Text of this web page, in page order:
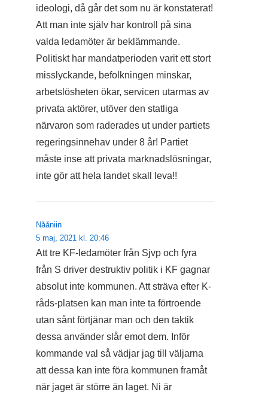
ideologi, då går det som nu är konstaterat!
Att man inte själv har kontroll på sina
valda ledamöter är beklämmande.
Politiskt har mandatperioden varit ett stort
misslyckande, befolkningen minskar,
arbetslösheten ökar, servicen utarmas av
privata aktörer, utöver den statliga
närvaron som raderades ut under partiets
regeringsinnehav under 8 år! Partiet
måste inse att privata marknadslösningar,
inte gör att hela landet skall leva!!
Nååniin
5 maj, 2021 kl. 20:46
Att tre KF-ledamöter från Sjvp och fyra
från S driver destruktiv politik i KF gagnar
absolut inte kommunen. Att sträva efter K-
råds-platsen kan man inte ta förtroende
utan sånt förtjänar man och den taktik
dessa använder slår emot dem. Inför
kommande val så vädjar jag till väljarna
att dessa kan inte föra kommunen framåt
när jaget är större än laget. Ni är